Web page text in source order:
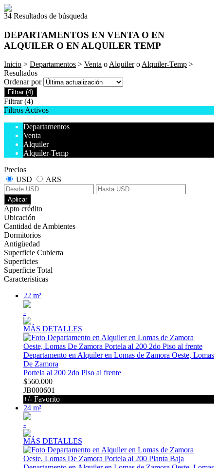
34 Resultados de búsqueda
DEPARTAMENTOS EN VENTA O EN
ALQUILER O EN ALQUILER TEMP
Inicio > Departamentos > Venta oAlquileroAlquiler-Temp >
Resultados
Ordenar por
Filtrar (4)
Filtrar (4)
Filtros Activos
Departamentos
Venta
Alquiler
Alquiler-Temp
Precios
USD
ARS
Aplicar
Apto crédito
Ubicación
Cantidad de Ambientes
Dormitorios
Antigüedad
Superficie Cubierta
Superficies
Superficie Total
Características
22 m²
-
MÁS DETALLES
Departamento en Alquiler en Lomas de Zamora Oeste, Lomas
De Zamora
Portela al 200 2do Piso al frente
$560.000
JB000601
+/- Favorito
24 m²
-
MÁS DETALLES